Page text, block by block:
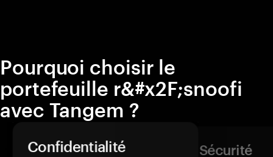
Pourquoi choisir le
portefeuille r&#x2F;snoofi
avec Tangem ?
Confidentialité Sécurité